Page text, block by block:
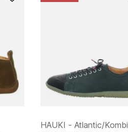
HAUKI - Atlantic/Kombi